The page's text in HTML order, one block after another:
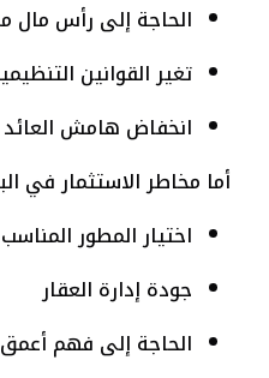
الحاجة إلى رأس مال
تغير القوانين
انخفاض هامش العائد
أما مخاطر الاستثمار في
اختيار المطور المناسب
جودة إدارة العقار
الحاجة إلى فهم